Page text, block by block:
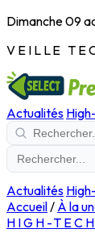
Dimanche 09
VEILLE
Actualités
Actualités
Accueil/ À la
HIGH-TECH